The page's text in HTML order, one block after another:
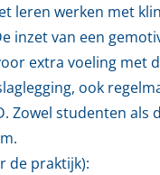
leren werken met
inzet van een
extra voeling met
ook
Zowel studenten
de praktijk):